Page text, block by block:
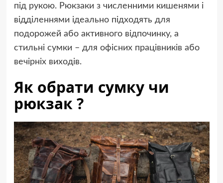
під рукою. Рюкзаки з численними кишенями і
відділеннями ідеально підходять для
подорожей або активного відпочинку, а
стильні сумки – для офісних працівників або
вечірніх виходів.
Як обрати сумку чи
рюкзак ?